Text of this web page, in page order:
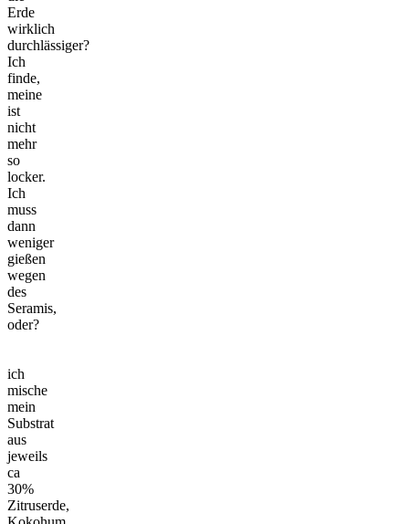
Erde
wirklich
durchlässiger?
Ich
finde,
meine
ist
nicht
mehr
so
locker.
Ich
muss
dann
weniger
gießen
wegen
des
Seramis,
oder?
ich
mische
mein
Substrat
aus
jeweils
ca
30%
Zitruserde,